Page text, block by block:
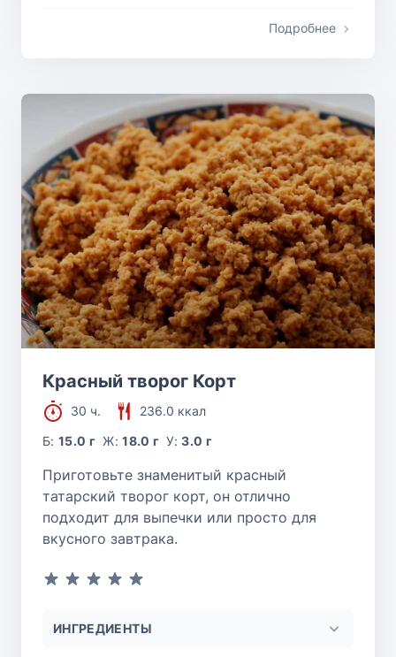
Подробнее
Красный творог Корт
30 ч.
236.0 ккал
Б:15.0 г Ж:18.0 г У:3.0 г
Приготовьте знаменитый красный
татарский творог корт, он отлично
подходит для выпечки или просто для
вкусного завтрака.
ИНГРЕДИЕНТЫ